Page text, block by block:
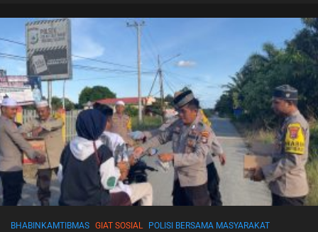
BHABINKAMTIBMAS GIAT SOSIAL
POLISI BERSAMA MASYARAKAT